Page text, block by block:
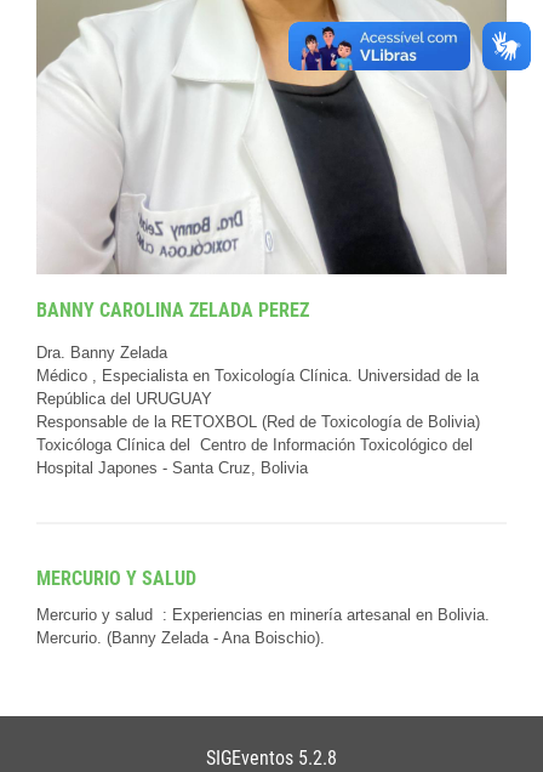
BANNY CAROLINA ZELADA PEREZ
Dra. Banny Zelada
Médico , Especialista en Toxicología Clínica. Universidad de la
República del URUGUAY
Responsable de la RETOXBOL (Red de Toxicología de Bolivia)
Toxicóloga Clínica del Centro de Información Toxicológico del
Hospital Japones - Santa Cruz, Bolivia
MERCURIO Y SALUD
Mercurio y salud : Experiencias en minería artesanal en Bolivia.
Mercurio. (Banny Zelada - Ana Boischio).
SIGEventos 5.2.8